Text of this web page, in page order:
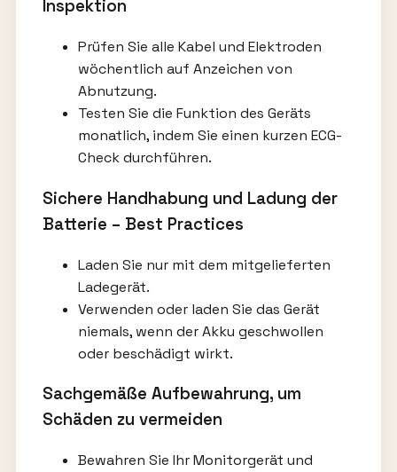
Inspektion
Prüfen Sie alle Kabel und Elektroden
wöchentlich auf Anzeichen von
Abnutzung.
Testen Sie die Funktion des Geräts
monatlich, indem Sie einen kurzen ECG-
Check durchführen.
Sichere Handhabung und Ladung der
Batterie – Best Practices
Laden Sie nur mit dem mitgelieferten
Ladegerät.
Verwenden oder laden Sie das Gerät
niemals, wenn der Akku geschwollen
oder beschädigt wirkt.
Sachgemäße Aufbewahrung, um
Schäden zu vermeiden
Bewahren Sie Ihr Monitorgerät und